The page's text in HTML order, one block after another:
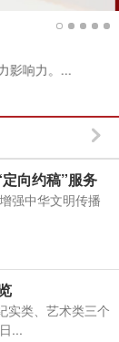
影响力。...
向约稿”服务
强中华文明传播
实类、艺术类三个
...